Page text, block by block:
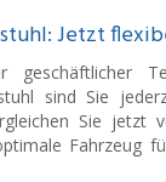
Jetzt
geschäftlicher
sind Sie
Sie jetzt
Fahrzeug